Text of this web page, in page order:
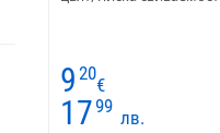
9 20
€
1799
лв.